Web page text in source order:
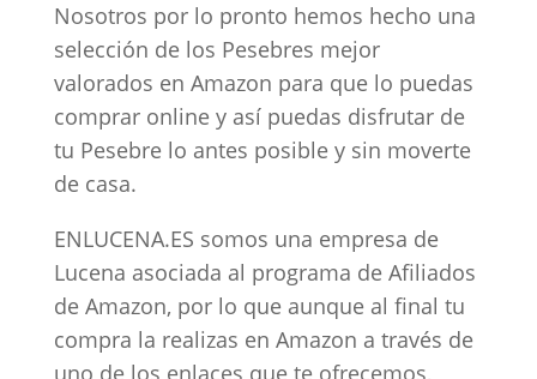
Nosotros por lo pronto hemos hecho una
selección de los Pesebres mejor
valorados en Amazon para que lo puedas
comprar online y así puedas disfrutar de
tu Pesebre lo antes posible y sin moverte
de casa.
ENLUCENA.ES somos una empresa de
Lucena asociada al programa de Afiliados
de Amazon, por lo que aunque al final tu
compra la realizas en Amazon a través de